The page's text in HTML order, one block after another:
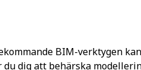
BIM-verktygen kan
dig att behärska